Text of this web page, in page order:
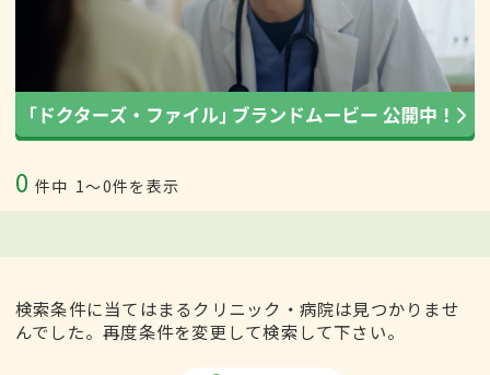
0 件中 1〜0件を表示
検索条件に当てはまるクリニック・病院は見つかりませ
んでした。再度条件を変更して検索して下さい。